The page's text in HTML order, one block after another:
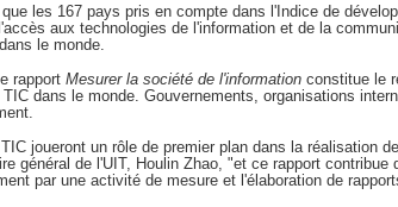
que les 167 pays pris en compte dans l'Indice de
aux technologies de l'information et de la
le monde.
rapport Mesurer la société de l'informationconstitue le
dans le monde. Gouvernements, organisations
joueront un rôle de premier plan dans la réalisation
général de l'UIT, Houlin Zhao, "et ce rapport
par une activité de mesure et l'élaboration de